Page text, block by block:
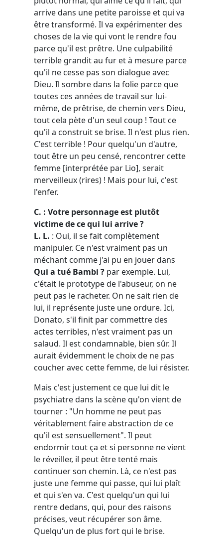
arrive dans une petite paroisse et qui va
être transformé. Il va expérimenter des
choses de la vie qui vont le rendre fou
parce qu'il est prêtre. Une culpabilité
terrible grandit au fur et à mesure parce
qu'il ne cesse pas son dialogue avec
Dieu. Il sombre dans la folie parce que
toutes ces années de travail sur lui-
même, de prêtrise, de chemin vers Dieu,
tout cela pète d'un seul coup ! Tout ce
qu'il a construit se brise. Il n'est plus rien.
C'est terrible ! Pour quelqu'un d'autre,
tout être un peu censé, rencontrer cette
femme [interprétée par Lio], serait
merveilleux (rires) ! Mais pour lui, c'est
l'enfer.
C. : Votre personnage est plutôt
victime de ce qui lui arrive ?
L. L. : Oui, il se fait complètement
manipuler. Ce n'est vraiment pas un
méchant comme j'ai pu en jouer dans
Qui a tué Bambi ? par exemple. Lui,
c'était le prototype de l'abuseur, on ne
peut pas le racheter. On ne sait rien de
lui, il représente juste une ordure. Ici,
Donato, s'il finit par commettre des
actes terribles, n'est vraiment pas un
salaud. Il est condamnable, bien sûr. Il
aurait évidemment le choix de ne pas
coucher avec cette femme, de lui résister.
Mais c'est justement ce que lui dit le
psychiatre dans la scène qu'on vient de
tourner : "Un homme ne peut pas
véritablement faire abstraction de ce
qu'il est sensuellement". Il peut
endormir tout ça et si personne ne vient
le réveiller, il peut être tenté mais
continuer son chemin. Là, ce n'est pas
juste une femme qui passe, qui lui plaît
et qui s'en va. C'est quelqu'un qui lui
rentre dedans, qui, pour des raisons
précises, veut récupérer son âme.
Quelqu'un de plus fort qui le brise.